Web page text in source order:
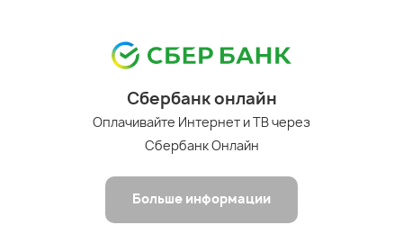
Сбербанк онлайн
Оплачивайте Интернет и ТВ через
Сбербанк Онлайн
Больше информации